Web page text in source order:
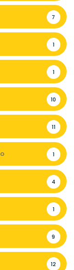
7
1
1
10
11
1
4
1
9
12